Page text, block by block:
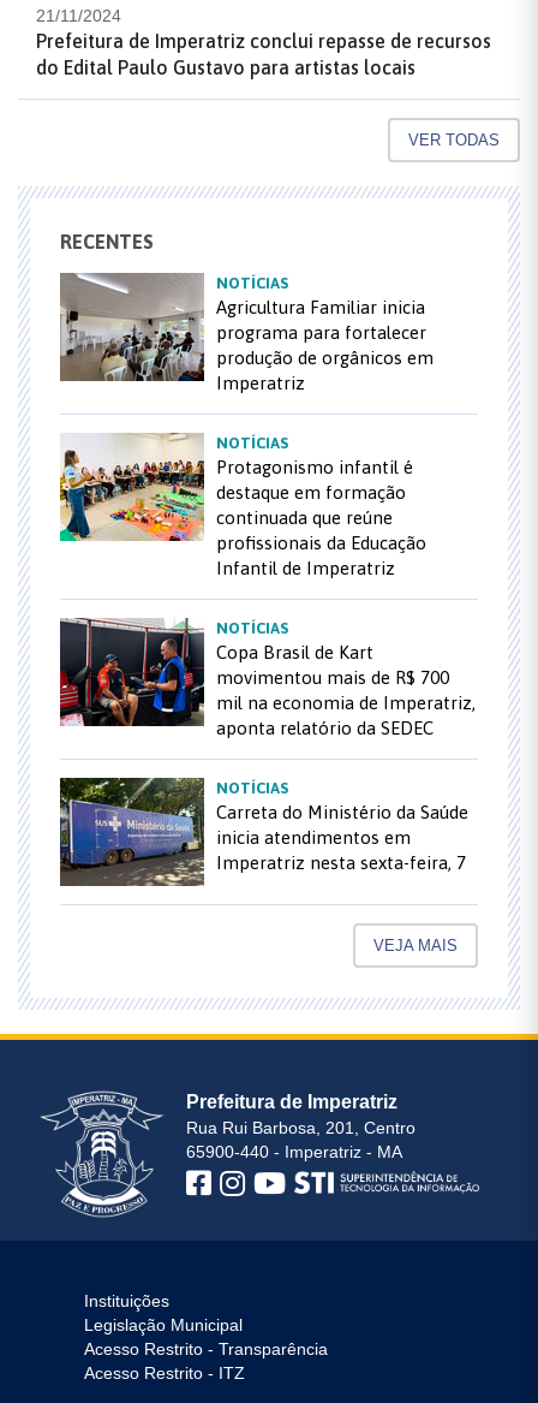
21/11/2024
Prefeitura de Imperatriz conclui repasse de recursos
do Edital Paulo Gustavo para artistas locais
VER TODAS
RECENTES
NOTÍCIAS
Agricultura Familiar inicia
programa para fortalecer
produção de orgânicos em
Imperatriz
NOTÍCIAS
Protagonismo infantil é
destaque em formação
continuada que reúne
profissionais da Educação
Infantil de Imperatriz
NOTÍCIAS
Copa Brasil de Kart
movimentou mais de R$ 700
mil na economia de Imperatriz,
aponta relatório da SEDEC
NOTÍCIAS
Carreta do Ministério da Saúde
inicia atendimentos em
Imperatriz nesta sexta-feira, 7
VEJA MAIS
Prefeitura de Imperatriz
Rua Rui Barbosa, 201, Centro
65900-440 - Imperatriz - MA
Instituições
Legislação Municipal
Acesso Restrito - Transparência
Acesso Restrito - ITZ